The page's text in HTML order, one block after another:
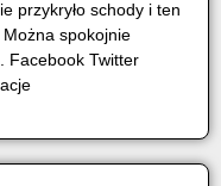
przykryło schody i ten
spokojnie
Facebook Twitter